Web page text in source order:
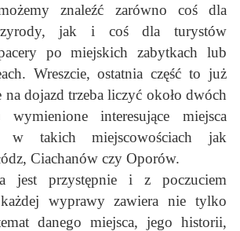
znaleźć zarówno coś dla
jak i coś dla turystów
po miejskich zabytkach lub
Wreszcie, ostatnia część to już
dojazd trzeba liczyć około dwóch
interesujące miejsca
w takich miejscowościach jak
Ciachanów czy Oporów.
jest przystępnie i z poczuciem
wyprawy zawiera nie tylko
danego miejsca, jego historii,